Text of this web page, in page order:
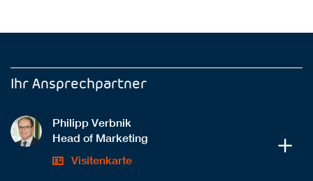
Ihr Ansprechpartner
Philipp Verbnik
Head of Marketing
Visitenkarte